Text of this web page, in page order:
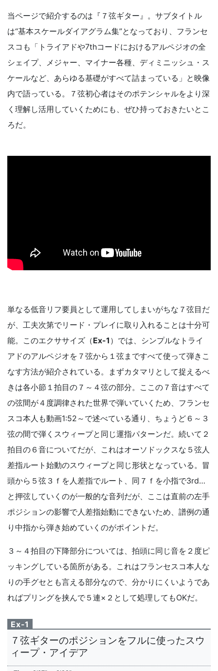
当ページで紹介するのは『７弦ギター』。サブタイトル
は“基本スケールダイアグラム集”となっており、フランセ
スコも「トライアドや7thコードにおけるアルペジオの全
シェイプ、メジャー、マイナー各種、ディミニッシュ・ス
ケールなど、あらゆる基礎がすべて詰まっている」と映像
内で語っている。７弦初心者はそのポテンシャルをより深
く理解し活用していくためにも、ぜひ持っておきたいとこ
ろだ。
単なる低音リフ要員として運用してしまいがちな７弦目だ
が、工夫次第でリード・プレイに取り入れることは十分可
能。このエクササイズ（Ex-1 ）では、シンプルなトライ
アドのアルペジオを７弦から１弦まですべて使って弾きこ
なす方法が紹介されている。まずカタマリとして捉えるべ
きは各小節１拍目の７～４弦の部分。ここの７音はすべて
の弦間が４度調律された世界で弾いていくため、フランセ
スコ本人も動画1:52～で述べている通り、ちょうど６～３
弦の間で弾くスウィープと同じ運指パターンだ。続いて２
拍目の６音についてだが、これはオーソドックスな５弦人
差指ルート始動のスウィープと同じ形状となっている。冒
頭から５弦３ｆを人差指でルート、同７ｆを小指で3rd…
と押弦していくのが一般的な音列だが、ここは直前の左手
ポジションの影響で人差指始動にできないため、譜例の通
り中指から弾き始めていくのがポイントだ。
３～４拍目の下降部分については、拍頭に同じ音を２度ピ
ッキングしている箇所がある。これはフランセスコ本人な
りの手グセとも言える部分なので、分かりにくいようであ
ればプリングを挟んで５連×２として処理してもOKだ。
Ex-1
７弦ギターのポジションをフルに使ったスウ
ィープ・アイデア